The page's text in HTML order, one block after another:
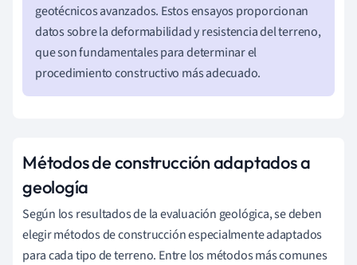
geotécnicos avanzados. Estos ensayos proporcionan
datos sobre la deformabilidad y resistencia del terreno,
que son fundamentales para determinar el
procedimiento constructivo más adecuado.
Métodos de construcción adaptados a
geología
Según los resultados de la evaluación geológica, se deben
elegir métodos de construcción especialmente adaptados
para cada tipo de terreno. Entre los métodos más comunes